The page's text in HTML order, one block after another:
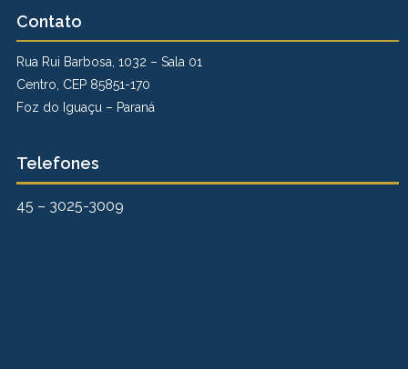
Contato
Rua Rui Barbosa, 1032 – Sala 01
Centro, CEP 85851-170
Foz do Iguaçu – Paraná
Telefones
45 – 3025-3009